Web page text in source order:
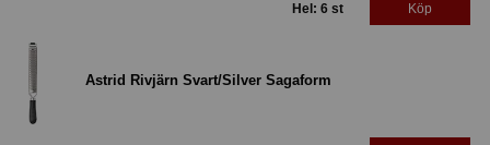
Hel: 6 st Köp
Astrid Rivjärn Svart/Silver Sagaform